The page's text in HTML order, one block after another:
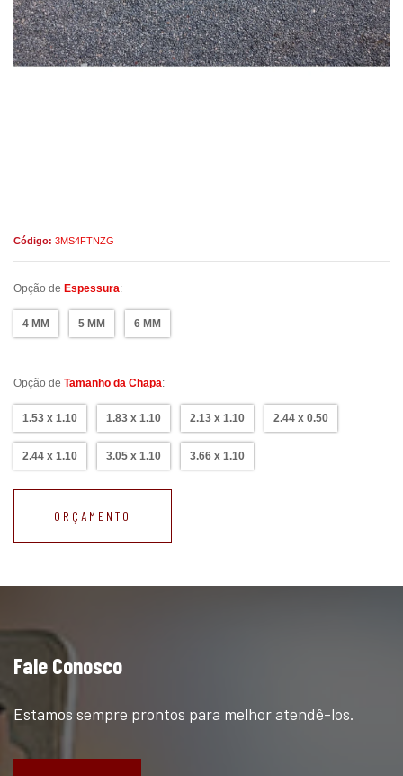
Código: 3MS4FTNZG
Opção de Espessura:
4 MM 5 MM 6 MM
Opção de Tamanho da Chapa:
1.53 x 1.10 1.83 x 1.10 2.13 x 1.10 2.44 x 0.50
2.44 x 1.10 3.05 x 1.10 3.66 x 1.10
ORÇAMENTO
Fale Conosco
Estamos sempre prontos para melhor atendê-los.